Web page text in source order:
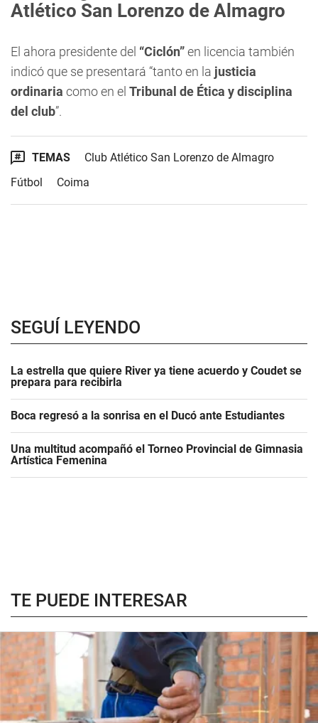
Atlético San Lorenzo de Almagro
El ahora presidente del “Ciclón”en licencia también
indicó que se presentará “tanto en la justicia
ordinaria como en el Tribunal de Ética y disciplina
del club”.
TEMAS
Club Atlético San Lorenzo de Almagro
Fútbol
Coima
SEGUÍ LEYENDO
La estrella que quiere River ya tiene acuerdo y Coudet se
prepara para recibirla
Boca regresó a la sonrisa en el Ducó ante Estudiantes
Una multitud acompañó el Torneo Provincial de Gimnasia
Artística Femenina
TE PUEDE INTERESAR